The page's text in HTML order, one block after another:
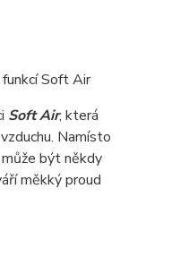
Soft Air
Soft Air, která
Namísto
být někdy
měkký proud